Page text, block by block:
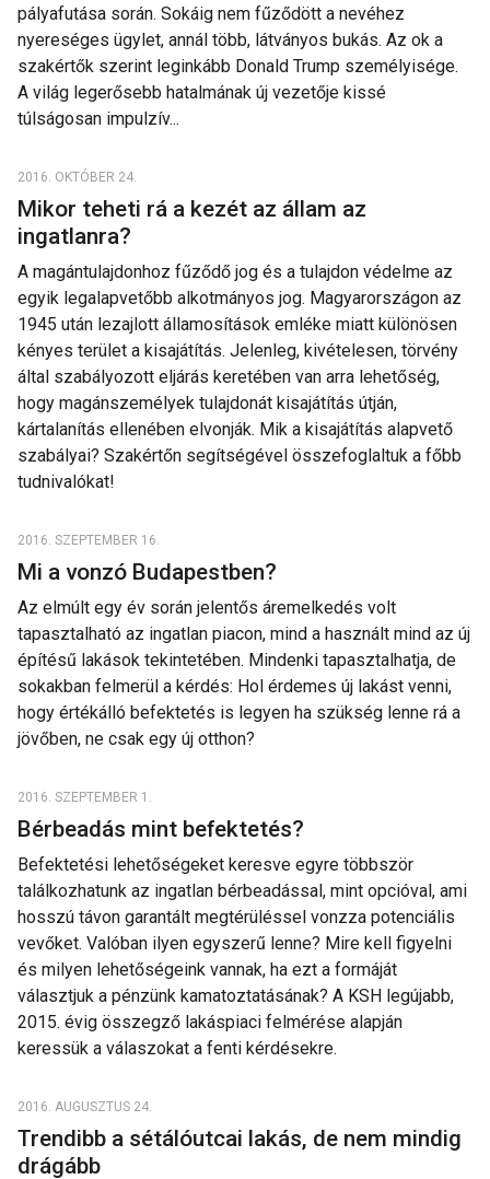
pályafutása során. Sokáig nem fűződött a nevéhez
nyereséges ügylet, annál több, látványos bukás. Az ok a
szakértők szerint leginkább Donald Trump személyisége.
A világ legerősebb hatalmának új vezetője kissé
túlságosan impulzív...
2016. OKTÓBER 24.
Mikor teheti rá a kezét az állam az
ingatlanra?
A magántulajdonhoz fűződő jog és a tulajdon védelme az
egyik legalapvetőbb alkotmányos jog. Magyarországon az
1945 után lezajlott államosítások emléke miatt különösen
kényes terület a kisajátítás. Jelenleg, kivételesen, törvény
által szabályozott eljárás keretében van arra lehetőség,
hogy magánszemélyek tulajdonát kisajátítás útján,
kártalanítás ellenében elvonják. Mik a kisajátítás alapvető
szabályai? Szakértőn segítségével összefoglaltuk a főbb
tudnivalókat!
2016. SZEPTEMBER 16.
Mi a vonzó Budapestben?
Az elmúlt egy év során jelentős áremelkedés volt
tapasztalható az ingatlan piacon, mind a használt mind az új
építésű lakások tekintetében. Mindenki tapasztalhatja, de
sokakban felmerül a kérdés: Hol érdemes új lakást venni,
hogy értékálló befektetés is legyen ha szükség lenne rá a
jövőben, ne csak egy új otthon?
2016. SZEPTEMBER 1.
Bérbeadás mint befektetés?
Befektetési lehetőségeket keresve egyre többször
találkozhatunk az ingatlan bérbeadással, mint opcióval, ami
hosszú távon garantált megtérüléssel vonzza potenciális
vevőket. Valóban ilyen egyszerű lenne? Mire kell figyelni
és milyen lehetőségeink vannak, ha ezt a formáját
választjuk a pénzünk kamatoztatásának? A KSH legújabb,
2015. évig összegző lakáspiaci felmérése alapján
keressük a válaszokat a fenti kérdésekre.
2016. AUGUSZTUS 24.
Trendibb a sétálóutcai lakás, de nem mindig
drágább